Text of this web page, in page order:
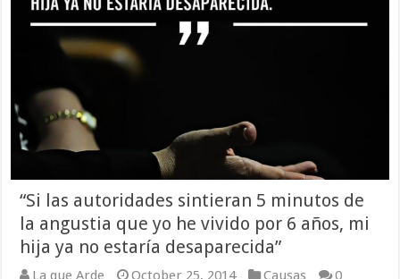
“Si las autoridades sintieran 5 minutos de
la angustia que yo he vivido por 6 años, mi
hija ya no estaría desaparecida”
La que Arde October 25, 2014 Causas
0